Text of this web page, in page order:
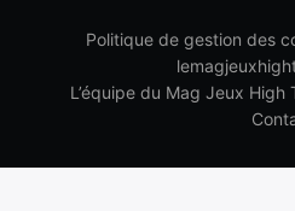
Politique de gestion des
L’équipe du Mag Jeux High